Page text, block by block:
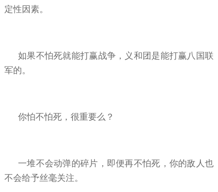
定性因素。
如果不怕死就能打赢战争，义和团是能打赢八国联
军的。
你怕不怕死，很重要么？
一堆不会动弹的碎片，即便再不怕死，你的敌人也
不会给予丝毫关注。